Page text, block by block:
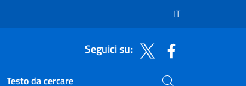
IT
Seguici su:
Cerca nel sito